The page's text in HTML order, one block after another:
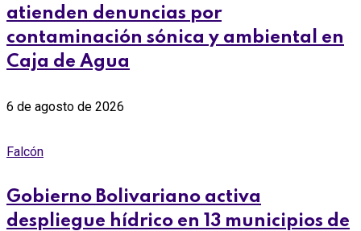
atienden denuncias por
contaminación sónica y ambiental en
Caja de Agua
6 de agosto de 2026
Falcón
Gobierno Bolivariano activa
despliegue hídrico en 13 municipios de